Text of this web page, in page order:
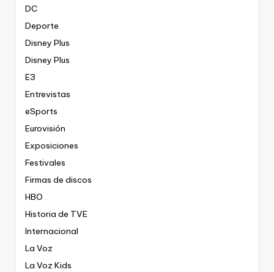
DC
Deporte
Disney Plus
Disney Plus
E3
Entrevistas
eSports
Eurovisión
Exposiciones
Festivales
Firmas de discos
HBO
Historia de TVE
Internacional
La Voz
La Voz Kids